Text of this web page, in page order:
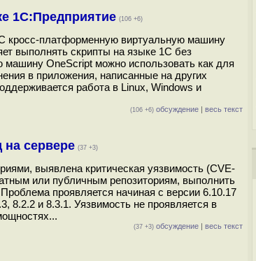
1С:Предприятие (106 +6)
кросс-платформенную виртуальную машину
выполнять скрипты на языке 1С без
OneScript можно использовать как для
в приложения, написанные на других
работа в Linux, Windows и
(106 +6) обсуждение | весь текст
сервере (37 +3)
выявлена критическая уязвимость (CVE-
или публичным репозиториям, выполнить
проявляется начиная с версии 6.10.17
8.2.2 и 8.3.1. Уязвимость не проявляется в
(37 +3) обсуждение | весь текст